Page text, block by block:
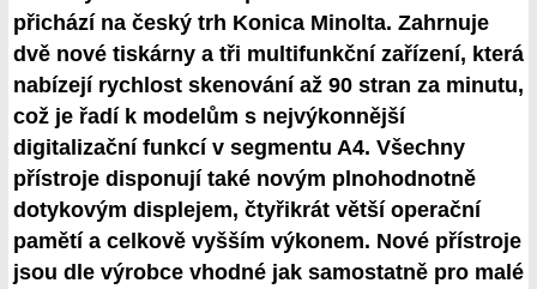
přichází na český trh Konica Minolta. Zahrnuje
dvě nové tiskárny a tři multifunkční zařízení, která
nabízejí rychlost skenování až 90 stran za minutu,
což je řadí k modelům s nejvýkonnější
digitalizační funkcí v segmentu A4. Všechny
přístroje disponují také novým plnohodnotně
dotykovým displejem, čtyřikrát větší operační
pamětí a celkově vyšším výkonem. Nové přístroje
jsou dle výrobce vhodné jak samostatně pro malé